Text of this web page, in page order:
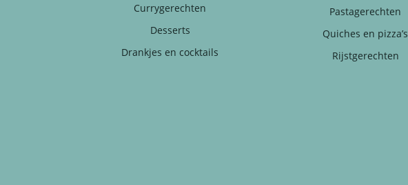
Currygerechten
Desserts
Drankjes en cocktails
Pastagerechten
Quiches en pizza’s
Rijstgerechten